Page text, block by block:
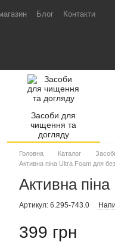
Блог Контакти
Засоби для
чищення та
догляду
Головна Каталог
Активна піна Ultra Foam для
Активна
Артикул: 6.295-743.0
399 грн